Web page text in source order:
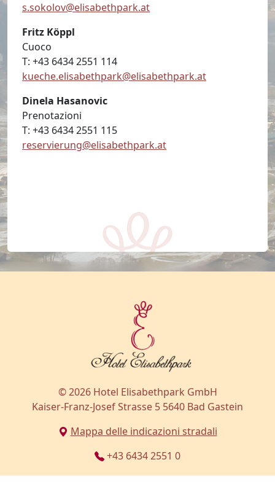
s.sokolov@elisabethpark.at
Fritz Köppl
Cuoco
T: +43 6434 2551 114
kueche.elisabethpark@elisabethpark.at
Dinela Hasanovic
Prenotazioni
T: +43 6434 2551 115
reservierung@elisabethpark.at
© 2026 Hotel Elisabethpark GmbH
Kaiser-Franz-Josef Strasse 5 5640 Bad Gastein
Mappa delle indicazioni stradali
+43 6434 2551 0
s.sokolov@elisabethpark.at